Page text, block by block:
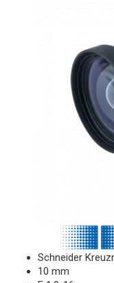
Schneider
10 mm